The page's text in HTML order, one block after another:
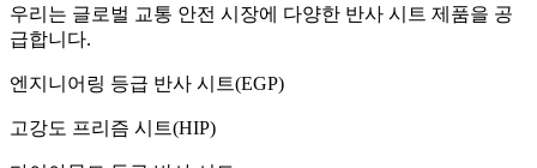
우리는 글로벌 교통 안전 시장에 다양한 반사 시트 제품을 공
급합니다.
엔지니어링 등급 반사 시트(EGP)
고강도 프리즘 시트(HIP)